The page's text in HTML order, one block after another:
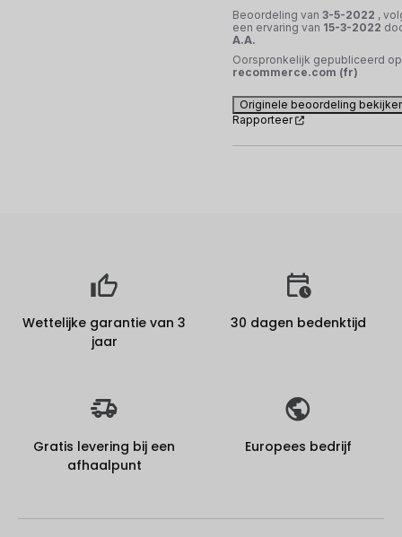
Beoordeling van 3-5-2022 ,
een ervaring van 15-3-2022
A.A.
Oorspronkelijk gepubliceerd op
recommerce.com (fr)
Originele beoordeling
Rapporteer
Wettelijke garantie van 3
jaar
30 dagen bedenktijd
Gratis levering bij een
afhaalpunt
Europees bedrijf